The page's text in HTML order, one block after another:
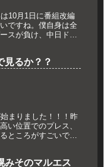
10月1日に番組改編
ですね。僕自身は全
スが負け、中日ドラ
見るか？？
まりました！！！昨
い位置でのプレス、
ところがすごいで
みそのマルエス